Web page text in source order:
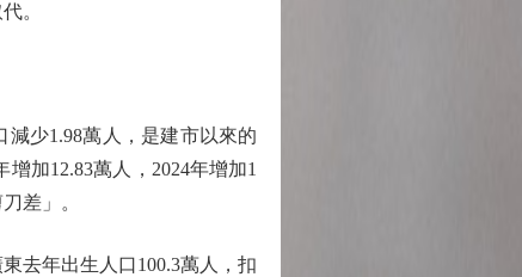
。
少1.98萬人，是建市以來的
加12.83萬人，2024年增加1
差」。
去年出生人口100.3萬人，扣